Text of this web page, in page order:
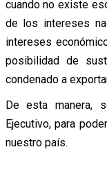
cuando no existe
de los intereses
intereses
posibilidad de
condenado a
De esta manera,
Ejecutivo, para
nuestro país.